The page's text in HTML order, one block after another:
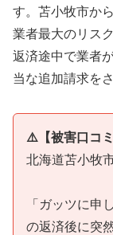
す。苫小牧市か
業者最大のリス
返済途中で業者
当な追加請求を
⚠️【被害口コ
北海道苫小牧
「ガッツに申
の返済後に突